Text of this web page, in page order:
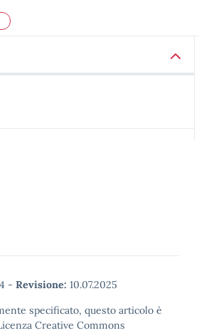
- Revisione: 10.07.2025
specificato, questo articolo è
Creative Commons